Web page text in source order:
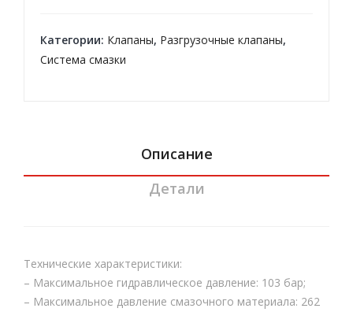
Категории: Клапаны, Разгрузочные клапаны,
Система смазки
Описание
Детали
Технические характеристики:
– Максимальное гидравлическое давление: 103 бар;
– Максимальное давление смазочного материала: 262